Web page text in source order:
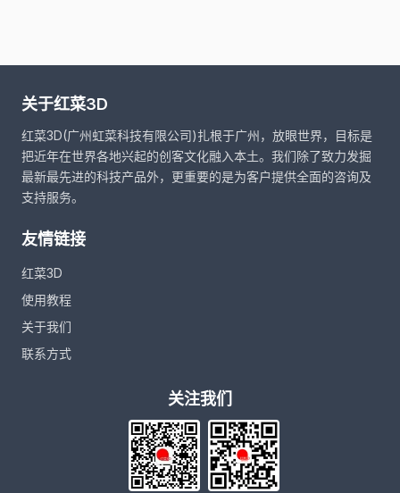
关于红菜3D
红菜3D(广州虹菜科技有限公司)扎根于广州，放眼世界，目标是
把近年在世界各地兴起的创客文化融入本土。我们除了致力发掘
最新最先进的科技产品外，更重要的是为客户提供全面的咨询及
支持服务。
友情链接
红菜3D
使用教程
关于我们
联系方式
关注我们